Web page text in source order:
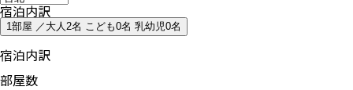
宿泊内訳
1部屋 ／大人2名 こども0名 乳幼児0名
宿泊内訳
部屋数